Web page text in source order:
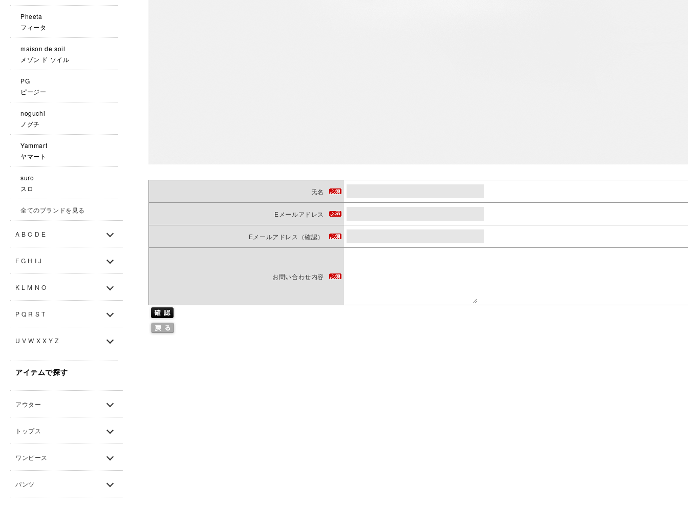
Pheeta
フィータ
maison de soil
メゾン ド ソイル
PG
ピージー
noguchi
ノグチ
Yammart
ヤマート
suro
スロ
全てのブランドを見る
A B C D E
F G H I J
K L M N O
P Q R S T
U V W X X Y Z
アイテムで探す
アウター
トップス
ワンピース
パンツ
氏名
Eメールアドレス
Eメールアドレス（確認）
お問い合わせ内容